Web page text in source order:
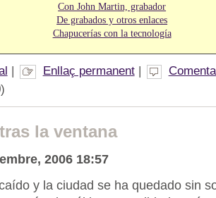
Con John Martin, grabador
De grabados y otros enlaces
Chapucerías con la tecnología
Enllaç permanent|
la ventana
2006 18:57
y la ciudad se ha quedado sin